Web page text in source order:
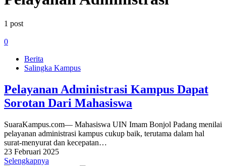
1 post
0
Berita
Salingka Kampus
Pelayanan Administrasi Kampus Dapat
Sorotan Dari Mahasiswa
SuaraKampus.com— Mahasiswa UIN Imam Bonjol Padang menilai
pelayanan administrasi kampus cukup baik, terutama dalam hal
surat-menyurat dan kecepatan…
23 Februari 2025
Selengkapnya